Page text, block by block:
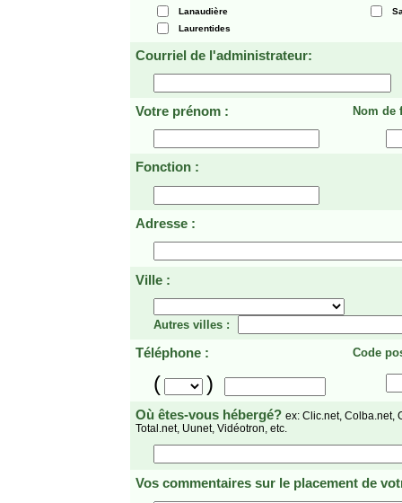
Lanaudière
Laurentides
Courriel de l'administrateur:
Votre prénom : Nom de
Fonction :
Adresse :
Ville :
Autres villes :
Téléphone : Code
( )
Où êtes-vous hébergé? ex: Clic.net, Colba.net,
Total.net, Uunet, Vidéotron, etc.
Vos commentaires sur le placement de